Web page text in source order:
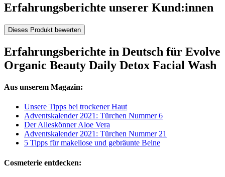
Erfahrungsberichte unserer Kund:innen
Dieses Produkt bewerten
Erfahrungsberichte in Deutsch für Evolve
Organic Beauty Daily Detox Facial Wash
Aus unserem Magazin:
Unsere Tipps bei trockener Haut
Adventskalender 2021: Türchen Nummer 6
Der Alleskönner Aloe Vera
Adventskalender 2021: Türchen Nummer 21
5 Tipps für makellose und gebräunte Beine
Cosmeterie entdecken: